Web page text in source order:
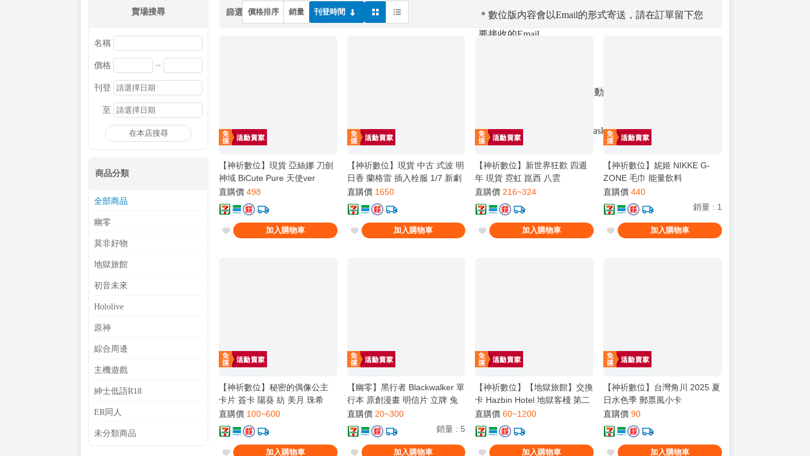
＊數位版內容會以Email的形式寄送，請在訂單留下您
要接收的Email
＊如有任何疑問，可使用買動漫內建信箱功能或來信詢
＊客服信箱：support@godnask-digi.com
賣場搜尋
名稱
價格 ~
刊登
至
在本店搜尋
商品分類
全部商品
幽零
莫非好物
地獄旅館
初音未來
Hololive
原神
綜合周邊
主機遊戲
紳士低語R18
ER同人
未分類商品
篩選 價格排序 銷量 刊登時間
【神祈數位】現貨 亞絲娜 刀劍
神域 BiCute Pure 天使ver
直購價 498
加入購物車
【神祈數位】現貨 中古 式波 明
日香 蘭格雷 插入栓服 1/7 新劇
場版色 無盒
直購價 1650
加入購物車
【神祈數位】新世界狂歡 四週
年 現貨 霓虹 崑西 八雲
直購價 216~324
加入購物車
【神祈數位】妮姬 NIKKE G-
ZONE 毛巾 能量飲料
直購價 440
銷量 : 1
加入購物車
【神祈數位】秘密的偶像公主
卡片 簽卡 陽葵 紡 美月 珠希
直購價 100~600
加入購物車
【幽零】黑行者 Blackwalker 單
行本 原創漫畫 明信片 立牌 兔
女郎 飯友 黛羅 艾因 卡洛斯 一
直購價 20~300
銷量 : 5
加入購物車
【神祈數位】【地獄旅館】交換
卡 Hazbin Hotel 地獄客棧 第二
彈 卡片 閃卡 正版 現貨
直購價 60~1200
加入購物車
【神祈數位】台灣角川 2025 夏
日水色季 郵票風小卡
直購價 90
加入購物車